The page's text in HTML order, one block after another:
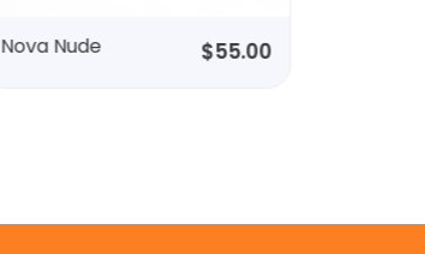
Nova Nude $55.00